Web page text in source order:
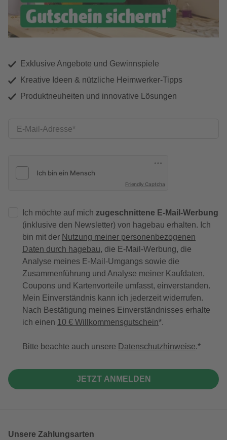
Exklusive Angebote und Gewinnspiele
Kreative Ideen & nützliche Heimwerker-Tipps
Produktneuheiten und innovative Lösungen
E-Mail-Adresse
Friendly Captcha
Ich möchte auf mich zugeschnittene E-Mail-Werbung
(inklusive den Newsletter) von hagebau erhalten. Ich
bin mit der Nutzung meiner personenbezogenen
Daten durch hagebau, die E-Mail-Werbung, die
Analyse meines E-Mail-Umgangs sowie die
Zusammenführung und Analyse meiner Kaufdaten,
Coupons und Kartenvorteile umfasst, einverstanden.
Mein Einverständnis kann ich jederzeit widerrufen.
Nach Bestätigung meines Einverständnisses erhalte
ich einen 10 € Willkommensgutschein*.
Bitte beachte auch unsere Datenschutzhinweise.
JETZT ANMELDEN
Unsere Zahlungsarten